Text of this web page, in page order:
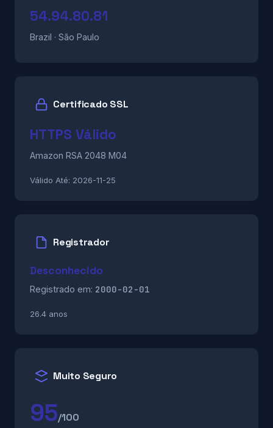
54.94.80.81
Brazil · São Paulo
Certificado SSL
HTTPS Válido
Amazon RSA 2048 M04
Válido Até: 2026-11-25
Registrador
Desconhecido
Registrado em: 2000-02-01
26.4 anos
Muito Seguro
95/100